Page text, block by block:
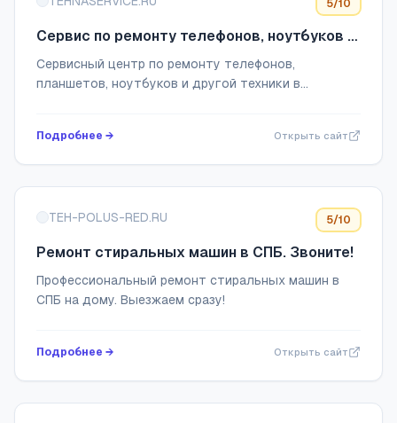
5/10
Сервис по ремонту телефонов, ноутбуков и
планшетов в Жуковском
Сервисный центр по ремонту телефонов,
планшетов, ноутбуков и другой техники в
выгодной цене.
Подробнее → Открыть сайт
TEH-POLUS-RED.RU 5/10
Ремонт стиральных машин в СПБ. Звоните!
Профессиональный ремонт стиральных машин в
СПБ на дому. Выезжаем сразу!
Подробнее → Открыть сайт